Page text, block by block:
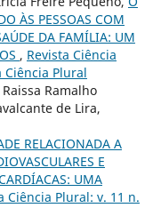
ÀS PESSOAS COM
DA FAMÍLIA: UM
, Revista Ciência
Ciência Plural
Ramalho
de Lira,
RELACIONADA A
E
UMA
Ciência Plural: v. 11 n.